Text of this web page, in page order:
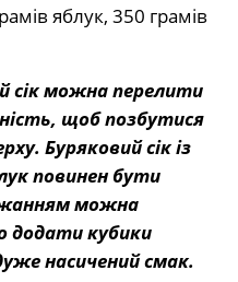
яблук, 350 грамів
сік можна перелити
щоб позбутися
Буряковий сік із
повинен бути
можна
додати кубики
насичений смак.